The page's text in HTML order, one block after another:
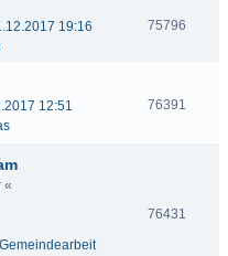
19:16
75796
12:51
76391
«
76431